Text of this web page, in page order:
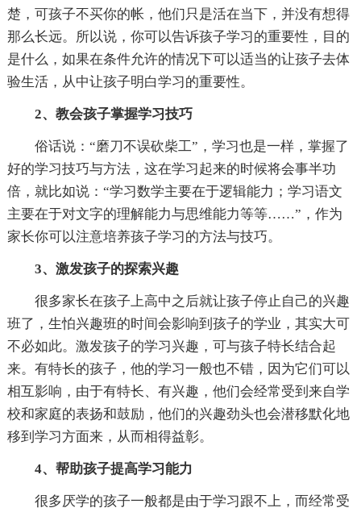
楚，可孩子不买你的帐，他们只是活在当下，并没有想得
那么长远。所以说，你可以告诉孩子学习的重要性，目的
是什么，如果在条件允许的情况下可以适当的让孩子去体
验生活，从中让孩子明白学习的重要性。
2、教会孩子掌握学习技巧
俗话说：“磨刀不误砍柴工”，学习也是一样，掌握了
好的学习技巧与方法，这在学习起来的时候将会事半功
倍，就比如说：“学习数学主要在于逻辑能力；学习语文
主要在于对文字的理解能力与思维能力等等……”，作为
家长你可以注意培养孩子学习的方法与技巧。
3、激发孩子的探索兴趣
很多家长在孩子上高中之后就让孩子停止自己的兴趣
班了，生怕兴趣班的时间会影响到孩子的学业，其实大可
不必如此。激发孩子的学习兴趣，可与孩子特长结合起
来。有特长的孩子，他的学习一般也不错，因为它们可以
相互影响，由于有特长、有兴趣，他们会经常受到来自学
校和家庭的表扬和鼓励，他们的兴趣劲头也会潜移默化地
移到学习方面来，从而相得益彰。
4、帮助孩子提高学习能力
很多厌学的孩子一般都是由于学习跟不上，而经常受